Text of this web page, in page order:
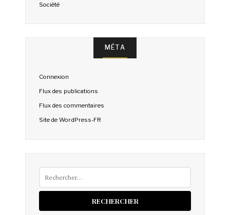
Société
MÉTA
Connexion
Flux des publications
Flux des commentaires
Site de WordPress-FR